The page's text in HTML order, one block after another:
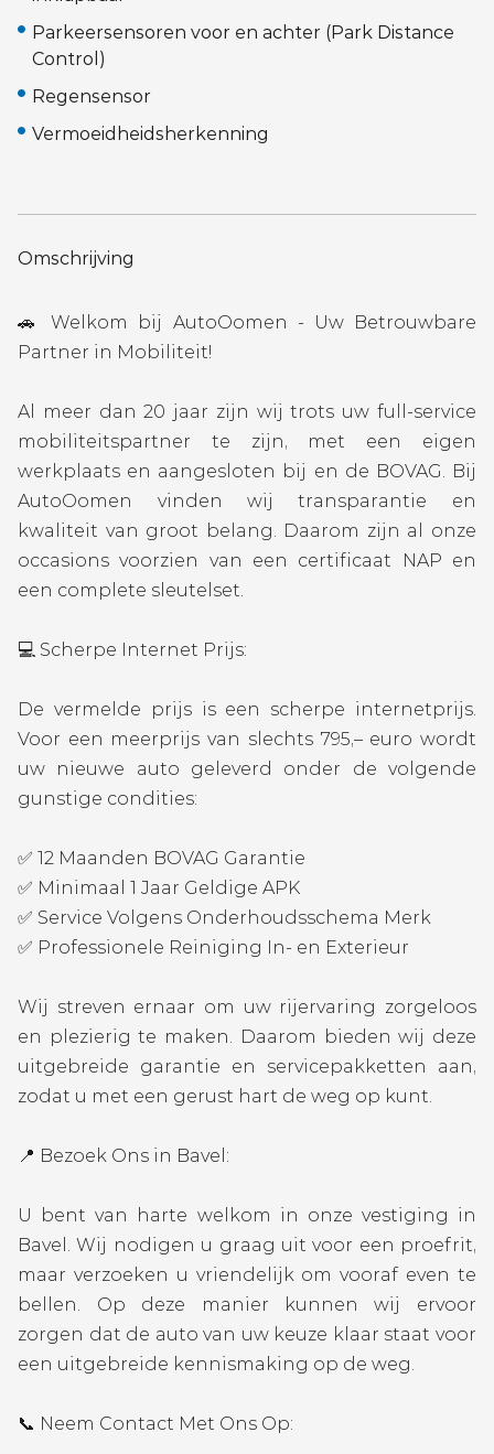
Parkeersensoren voor en achter (Park Distance
Control)
Regensensor
Vermoeidheidsherkenning
Omschrijving
🚗 Welkom bij AutoOomen - Uw Betrouwbare
Partner in Mobiliteit!
Al meer dan 20 jaar zijn wij trots uw full-service
mobiliteitspartner te zijn, met een eigen
werkplaats en aangesloten bij en de BOVAG. Bij
AutoOomen vinden wij transparantie en
kwaliteit van groot belang. Daarom zijn al onze
occasions voorzien van een certificaat NAP en
een complete sleutelset.
💻 Scherpe Internet Prijs:
De vermelde prijs is een scherpe internetprijs.
Voor een meerprijs van slechts 795,– euro wordt
uw nieuwe auto geleverd onder de volgende
gunstige condities:
✅ 12 Maanden BOVAG Garantie
✅ Minimaal 1 Jaar Geldige APK
✅ Service Volgens Onderhoudsschema Merk
✅ Professionele Reiniging In- en Exterieur
Wij streven ernaar om uw rijervaring zorgeloos
en plezierig te maken. Daarom bieden wij deze
uitgebreide garantie en servicepakketten aan,
zodat u met een gerust hart de weg op kunt.
📍 Bezoek Ons in Bavel:
U bent van harte welkom in onze vestiging in
Bavel. Wij nodigen u graag uit voor een proefrit,
maar verzoeken u vriendelijk om vooraf even te
bellen. Op deze manier kunnen wij ervoor
zorgen dat de auto van uw keuze klaar staat voor
een uitgebreide kennismaking op de weg.
📞 Neem Contact Met Ons Op: